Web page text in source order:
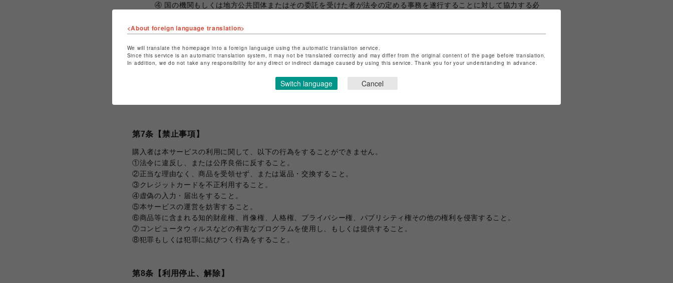
④ 国の機関もしくは地方公共団体またはその委託を受けた者が法令の定める事務を遂行することに対して協力する必
（８）購入者は、当社に対して、自己に関する個人情報の利用目的の通知、開示、内容の訂正、追加または削除、利用の停
当社は、クッキー、ウェブビーコン等を利用し、購入者の本サイトへのアクセス情報を収集し、本サービスの利便性向上や
第7条【禁止事項】
購入者は本サービスの利用に関して、以下の行為をすることができません。
①法令に違反し、または公序良俗に反すること。
②正当な理由なく、商品を受領せず、または返品・交換すること。
③クレジットカードを不正利用すること。
④虚偽の入力・届出をすること。
⑤本サービスの運営を妨害すること。
⑥商品等に含まれる知的財産権、肖像権、人格権、プライバシー権、パブリシティ権その他の権利を侵害すること。
⑦コンピュータウィルスなどの有害なプログラムを使用し、もしくは提供すること。
⑧犯罪もしくは犯罪に結びつく行為をすること。
第8条【利用停止、解除】
<About foreign language translation>
We will translate the homepage into a foreign language using the automatic translation service.
Since this service is an automatic translation system, it may not be translated correctly and may differ from the original content of the page before translation.
In addition, we do not take any responsibility for any direct or indirect damage caused by using this service. Thank you for your understanding in advance.
Switch language Cancel